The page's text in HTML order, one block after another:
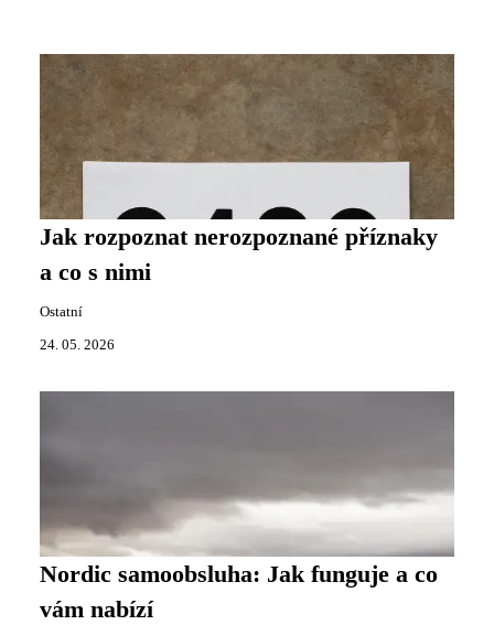
Jak rozpoznat nerozpoznané příznaky
a co s nimi
Ostatní
24. 05. 2026
Nordic samoobsluha: Jak funguje a co
vám nabízí